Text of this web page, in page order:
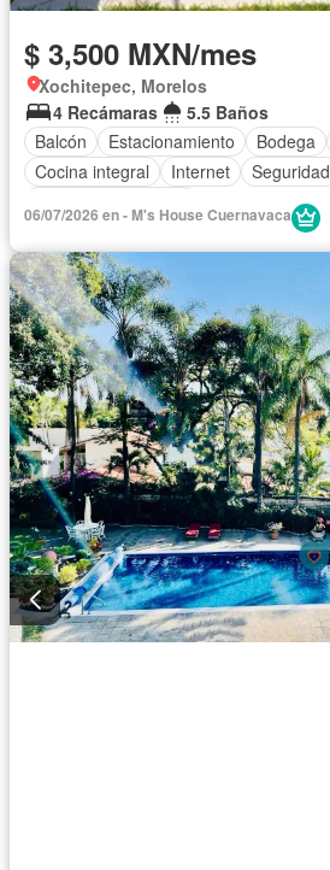
$ 3,500 MXN/mes
Xochitepec, Morelos
4 Recámaras
5.5 Baños
Balcón
Estacionamiento Bodega
Cocina integral
Internet Seguridad
06/07/2026 en - M's House Cuernavaca